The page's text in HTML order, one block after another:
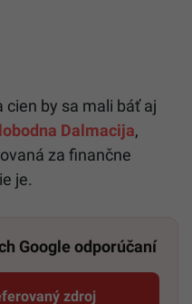
cien by sa mali báť aj
Dalmacija,
za finančne
je.
Google odporúčaní
zdroj